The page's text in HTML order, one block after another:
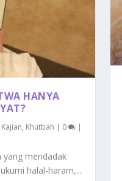
HANYA
Kajian, Khutbah | 0 |
yang mendadak
halal-haram,...